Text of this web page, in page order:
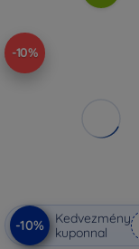
-10%
-10%
Kedvezmény
kuponnal